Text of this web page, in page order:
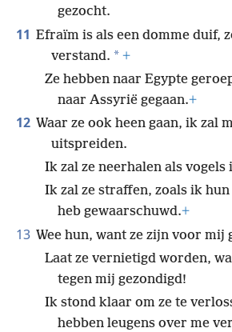
gezocht.
11 Efraïm is als een domme duif,
verstand. * +
Ze hebben naar Egypte
naar Assyrië gegaan.+
12 Waar ze ook heen gaan, ik zal
uitspreiden.
Ik zal ze neerhalen als vogels
Ik zal ze straffen, zoals ik hun
heb gewaarschuwd.+
13 Wee hun, want ze zijn voor mij
Laat ze vernietigd worden,
tegen mij gezondigd!
Ik stond klaar om ze te
hebben leugens over me